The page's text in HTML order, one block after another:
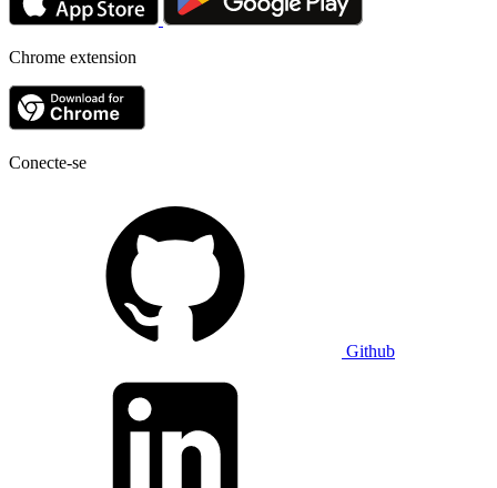
Chrome extension
Conecte-se
Github